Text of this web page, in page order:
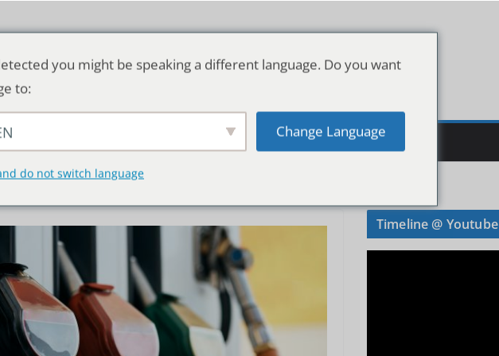
& WELT
Timeline @ Youtube
you might be speaking a different language. Do you want
to:
Change Language
do not switch language